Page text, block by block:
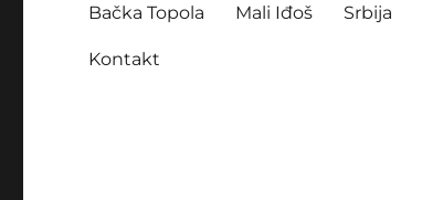
Bačka Topola Mali Iđoš Srbija
Kontakt